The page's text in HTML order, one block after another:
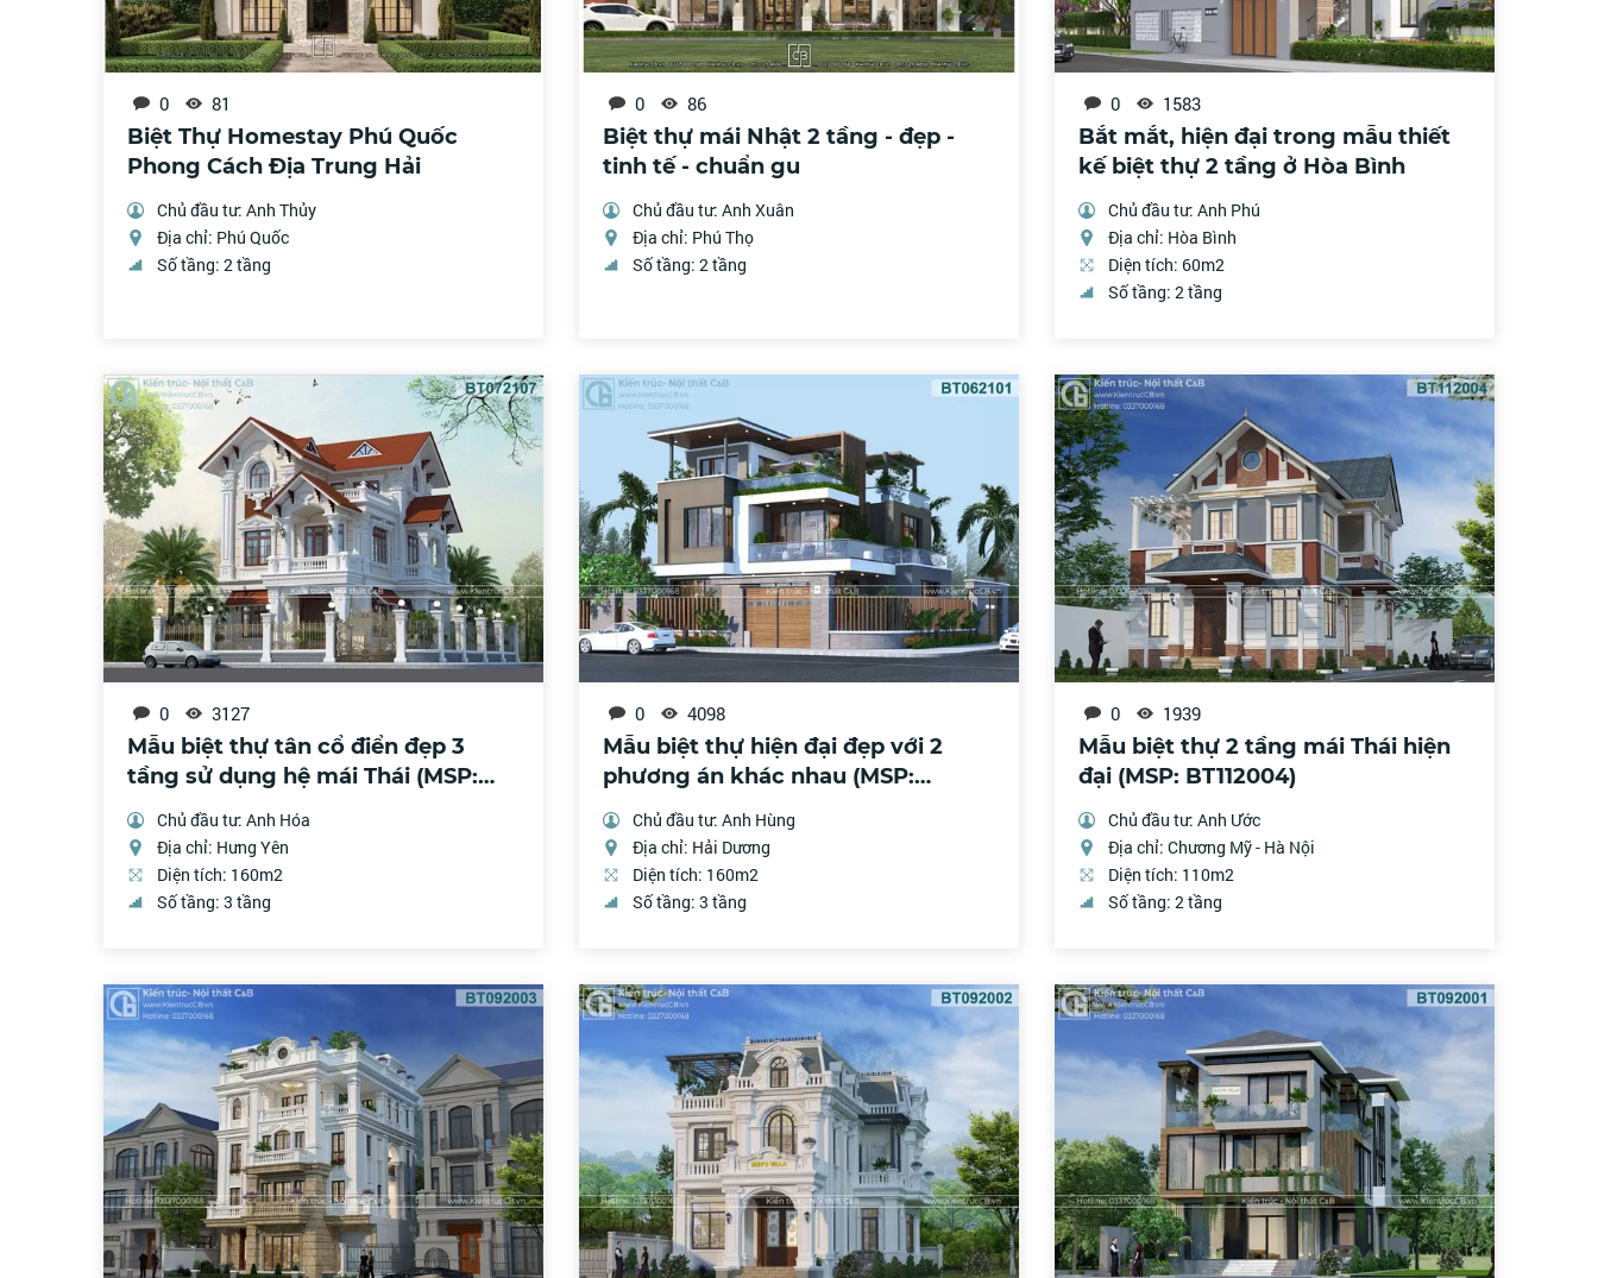
0 81
Biệt Thự Homestay Phú Quốc
Phong Cách Địa Trung Hải
Chủ đầu tư: Anh Thủy
Địa chỉ: Phú Quốc
Số tầng: 2 tầng
0 86
Biệt thự mái Nhật 2 tầng - đẹp -
tinh tế - chuẩn gu
Chủ đầu tư: Anh Xuân
Địa chỉ: Phú Thọ
Số tầng: 2 tầng
0 1583
Bắt mắt, hiện đại trong mẫu thiết
kế biệt thự 2 tầng ở Hòa Bình
Chủ đầu tư: Anh Phú
Địa chỉ: Hòa Bình
Diện tích: 60m2
Số tầng: 2 tầng
0 3127
Mẫu biệt thự tân cổ điển đẹp 3
tầng sử dụng hệ mái Thái (MSP:
BT161002)
Chủ đầu tư: Anh Hóa
Địa chỉ: Hưng Yên
Diện tích: 160m2
Số tầng: 3 tầng
0 4098
Mẫu biệt thự hiện đại đẹp với 2
phương án khác nhau (MSP:
BH161001)
Chủ đầu tư: Anh Hùng
Địa chỉ: Hải Dương
Diện tích: 160m2
Số tầng: 3 tầng
0 1939
Mẫu biệt thự 2 tầng mái Thái hiện
đại (MSP: BT112004)
Chủ đầu tư: Anh Ước
Địa chỉ: Chương Mỹ - Hà Nội
Diện tích: 110m2
Số tầng: 2 tầng